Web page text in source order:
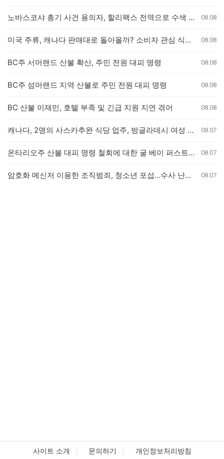
노바스코샤 총기 사건 용의자, 할리팩스 전역으로 수색 확대 08.08
미국 주류, 캐나다 판매대로 돌아올까? 소비자 관심 식었나 08.08
BC주 서머랜드 산불 확산, 주민 전원 대피 명령 08.08
BC주 섬머랜드 지역 산불로 주민 전원 대피 명령 08.08
BC 산불 이재민, 호텔 부족 및 긴급 지원 지연 겪어 08.08
캐나다, 2명의 사스카추완 식당 업주, 방글라데시 여성 인신매매 유죄 판결 08.07
온타리오주 산불 대피 명령 철회에 대한 굴 베이 퍼스트 네이션의 강력 반발 08.07
암호화 메신저 이용한 조직범죄, 청소년 포섭…수사 난항 예고 08.07
사이트 소개 문의하기 개인정보처리방침